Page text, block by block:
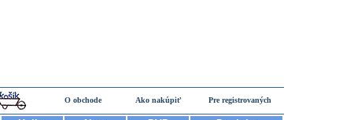
O obchode Ako nakúpiť Pre registrovaných